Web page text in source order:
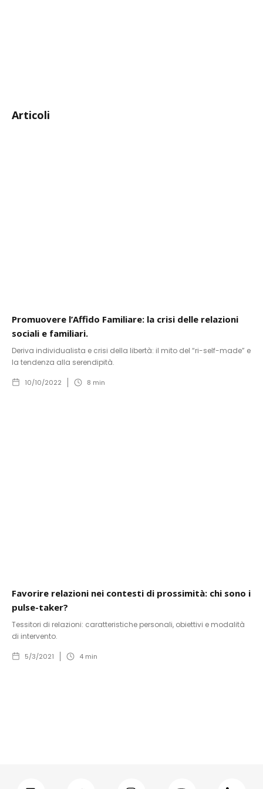
Articoli
Promuovere l’Affido Familiare: la crisi delle relazioni
sociali e familiari.
Deriva individualista e crisi della libertà: il mito del “ri-self-made” e
la tendenza alla serendipità.
10/10/2022 8 min
Favorire relazioni nei contesti di prossimità: chi sono i
pulse-taker?
Tessitori di relazioni: caratteristiche personali, obiettivi e modalità
di intervento.
5/3/2021 4 min